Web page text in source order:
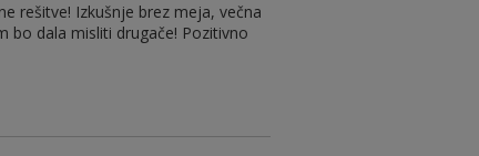
rešitve! Izkušnje brez meja, večna
bo dala misliti drugače! Pozitivno